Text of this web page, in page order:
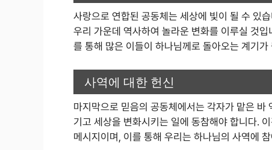
사랑으로 연합된 공동체는 세상에 빛이 될 수 있
우리 가운데 역사하여 놀라운 변화를 이루실 것
를 통해 많은 이들이 하나님께로 돌아오는 계기가
사역에 대한 헌신
마지막으로 믿음의 공동체에서는 각자가 맡은
기고 세상을 변화시키는 일에 동참해야 합니다.
메시지이며, 이를 통해 우리는 하나님의 사역에